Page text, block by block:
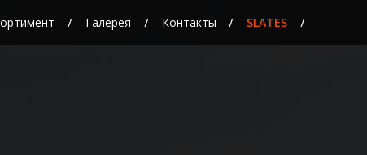
Галерея Контакты SLATES